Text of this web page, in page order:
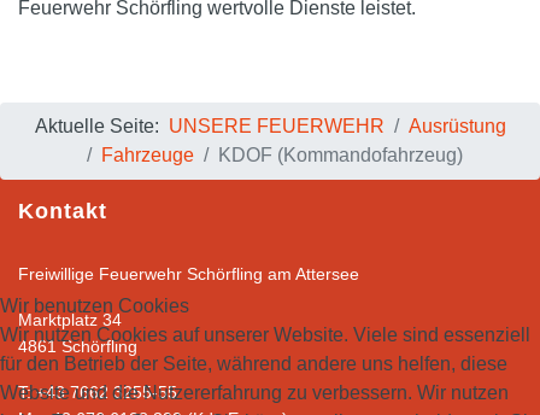
Feuerwehr Schörfling wertvolle Dienste leistet.
Aktuelle Seite: UNSERE FEUERWEHR
Ausrüstung
Fahrzeuge
KDOF (Kommandofahrzeug)
Kontakt
Freiwillige Feuerwehr Schörfling am Attersee
Marktplatz 34
4861 Schörfling
T: +43 7662 3255-55
Wir benutzen Cookies
Wir nutzen Cookies auf unserer Website. Viele sind essenziell
für den Betrieb der Seite, während andere uns helfen, diese
Website und die Nutzererfahrung zu verbessern. Wir nutzen